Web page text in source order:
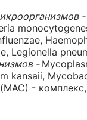
-
Legionella
-
kansaii,
-